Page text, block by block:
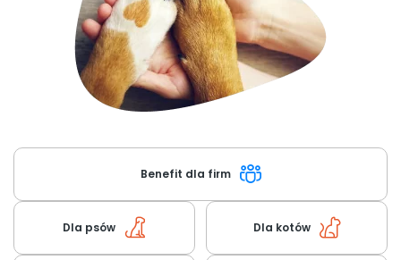
+48 790 277 277
Dla psów Dla kotów
Benefit dla firm